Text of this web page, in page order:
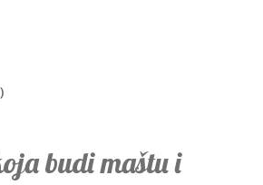
budi maštu i